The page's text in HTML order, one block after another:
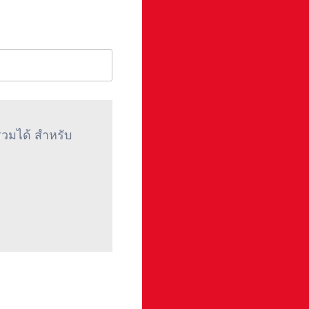
มได้ สําหรับ